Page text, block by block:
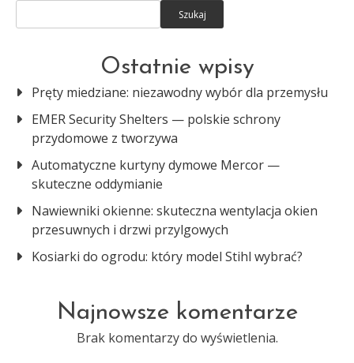
Szukaj
Ostatnie wpisy
Pręty miedziane: niezawodny wybór dla przemysłu
EMER Security Shelters — polskie schrony
przydomowe z tworzywa
Automatyczne kurtyny dymowe Mercor —
skuteczne oddymianie
Nawiewniki okienne: skuteczna wentylacja okien
przesuwnych i drzwi przylgowych
Kosiarki do ogrodu: który model Stihl wybrać?
Najnowsze komentarze
Brak komentarzy do wyświetlenia.